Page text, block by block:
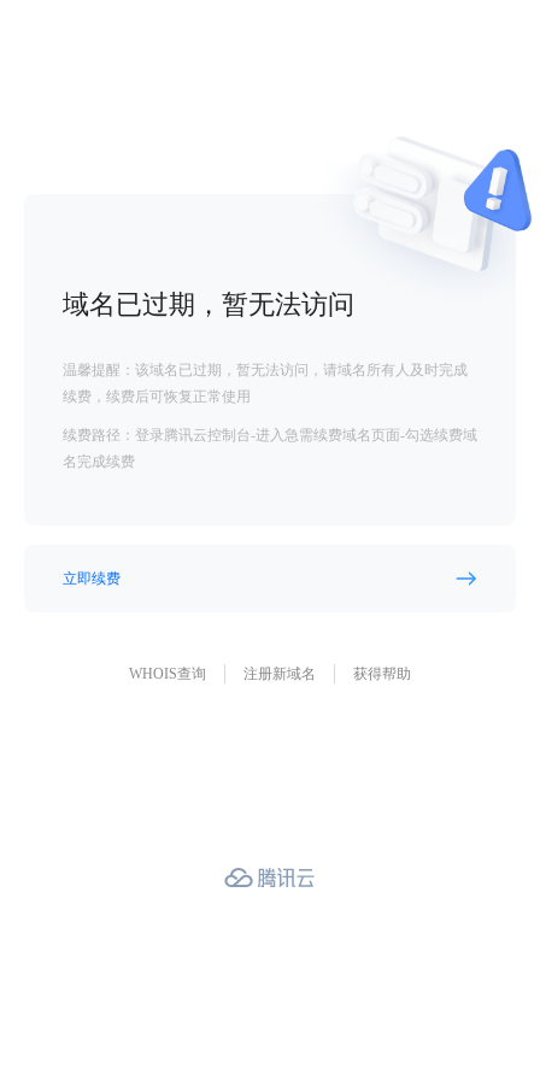
域名已过期，暂无法访问
温馨提醒：该域名已过期，暂无法访问，请域名所有人及时完成
续费，续费后可恢复正常使用
续费路径：登录腾讯云控制台-进入急需续费域名页面-勾选续费域
名完成续费
立即续费
WHOIS查询 注册新域名 获得帮助